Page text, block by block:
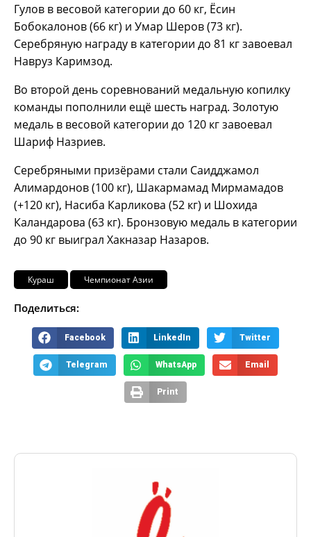
Гулов в весовой категории до 60 кг, Ёсин
Бобокалонов (66 кг) и Умар Шеров (73 кг).
Серебряную награду в категории до 81 кг завоевал
Навруз Каримзод.
Во второй день соревнований медальную копилку
команды пополнили ещё шесть наград. Золотую
медаль в весовой категории до 120 кг завоевал
Шариф Назриев.
Серебряными призёрами стали Саидджамол
Алимардонов (100 кг), Шакармамад Мирмамадов
(+120 кг), Насиба Карликова (52 кг) и Шохида
Каландарова (63 кг). Бронзовую медаль в категории
до 90 кг выиграл Хакназар Назаров.
Кураш Чемпионат Азии
Поделиться:
Facebook LinkedIn Twitter
Telegram WhatsApp Email
Print